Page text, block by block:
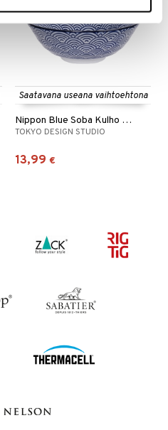
Saatavana useana vaihtoehtona
Nippon Blue Soba Kulho 21 cm
TOKYO DESIGN STUDIO
13,99 €